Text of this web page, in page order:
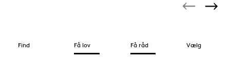
Find
Få lov Få råd
Vælg